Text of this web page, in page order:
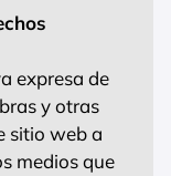
expresa de
y otras
sitio web a
medios que